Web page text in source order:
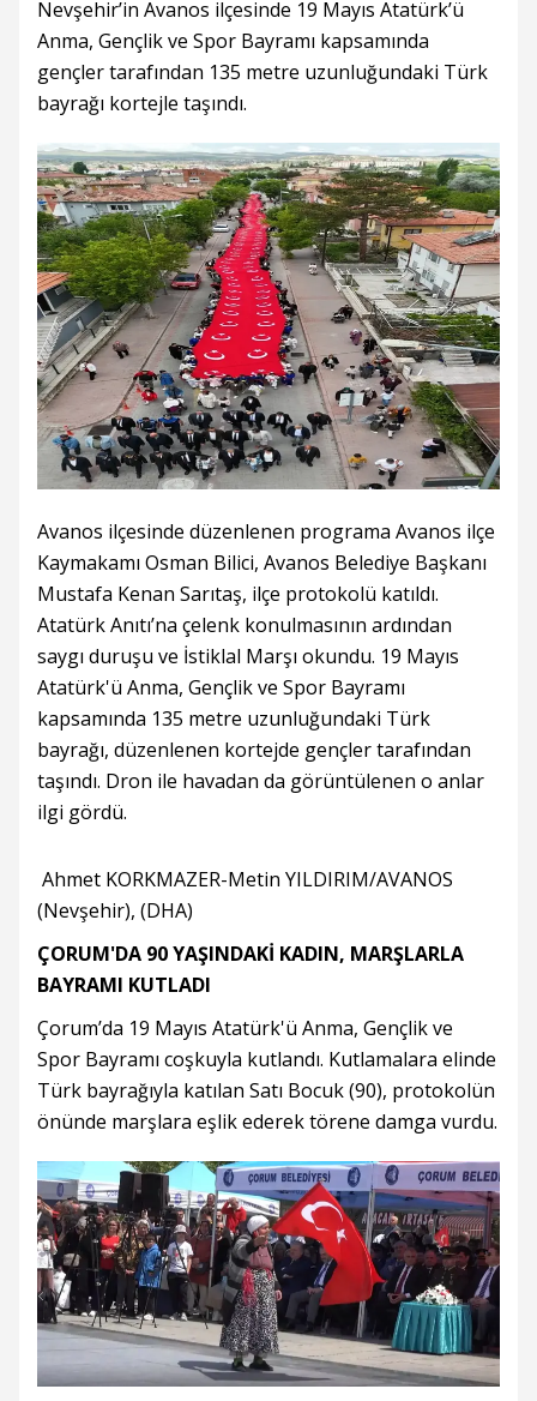
Nevşehir’in Avanos ilçesinde 19 Mayıs Atatürk’ü
Anma, Gençlik ve Spor Bayramı kapsamında
gençler tarafından 135 metre uzunluğundaki Türk
bayrağı kortejle taşındı.
Avanos ilçesinde düzenlenen programa Avanos ilçe
Kaymakamı Osman Bilici, Avanos Belediye Başkanı
Mustafa Kenan Sarıtaş, ilçe protokolü katıldı.
Atatürk Anıtı’na çelenk konulmasının ardından
saygı duruşu ve İstiklal Marşı okundu. 19 Mayıs
Atatürk'ü Anma, Gençlik ve Spor Bayramı
kapsamında 135 metre uzunluğundaki Türk
bayrağı, düzenlenen kortejde gençler tarafından
taşındı. Dron ile havadan da görüntülenen o anlar
ilgi gördü.
Ahmet KORKMAZER-Metin YILDIRIM/AVANOS
(Nevşehir), (DHA)
ÇORUM'DA 90 YAŞINDAKİ KADIN, MARŞLARLA
BAYRAMI KUTLADI
Çorum’da 19 Mayıs Atatürk'ü Anma, Gençlik ve
Spor Bayramı coşkuyla kutlandı. Kutlamalara elinde
Türk bayrağıyla katılan Satı Bocuk (90), protokolün
önünde marşlara eşlik ederek törene damga vurdu.